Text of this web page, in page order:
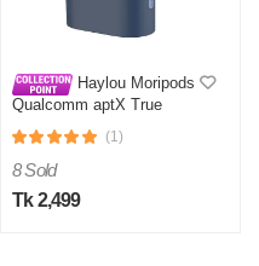
Haylou Moripods
Qualcomm aptX True
(1)
8 Sold
Tk 2,499